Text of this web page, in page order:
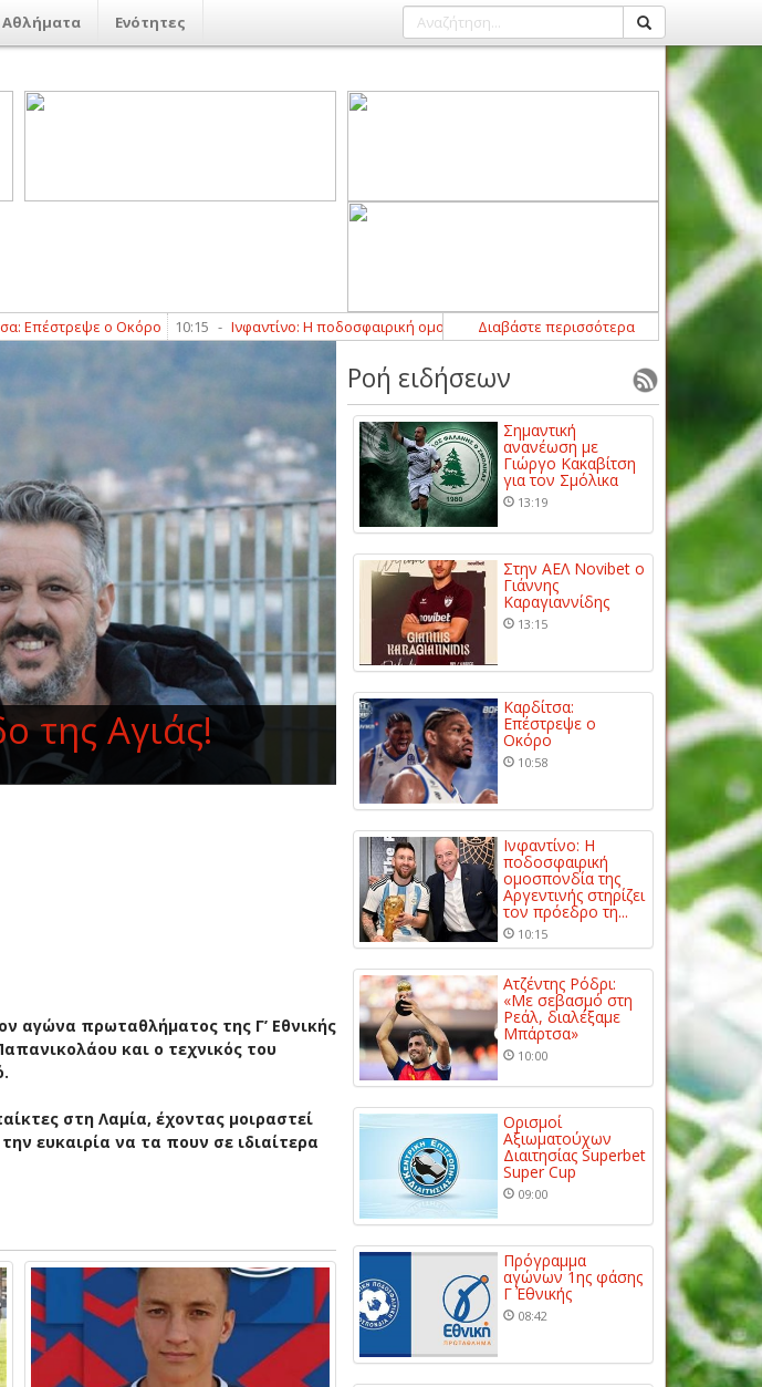
Ενότητες
ο Οκόρο 10:15 Ινφαντίνο: Η ποδοσφαιρική ομοσπονδία της Αργεντινής στηρίζει τον πρόεδρο της
Διαβάστε περισσότερα
της Αγιάς!
αγώνα πρωταθλήματος της Γ’ Εθνικής
και ο τεχνικός του
στη Λαμία, έχοντας μοιραστεί
ευκαιρία να τα πουν σε ιδιαίτερα
Ροή ειδήσεων
Σημαντική
ανανέωση με
Γιώργο Κακαβίτση
για τον Σμόλικα
13:19
Στην ΑΕΛ Novibet ο
Γιάννης
Καραγιαννίδης
13:15
Καρδίτσα:
Επέστρεψε ο
Οκόρο
10:58
Ινφαντίνο: Η
ποδοσφαιρική
ομοσπονδία της
Αργεντινής στηρίζει
τον πρόεδρο τη...
10:15
Ατζέντης Ρόδρι:
«Με σεβασμό στη
Ρεάλ, διαλέξαμε
Μπάρτσα»
10:00
Ορισμοί
Αξιωματούχων
Διαιτησίας Superbet
Super Cup
09:00
Πρόγραμμα
αγώνων 1ης φάσης
Γ΄ Εθνικής
08:42